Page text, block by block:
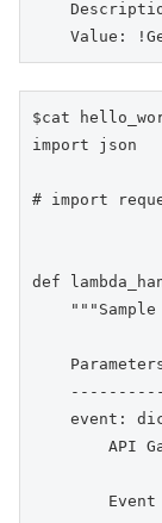
Value:
$cat
import json
# import
def
"""Sample
    ----------
event:
API
Event